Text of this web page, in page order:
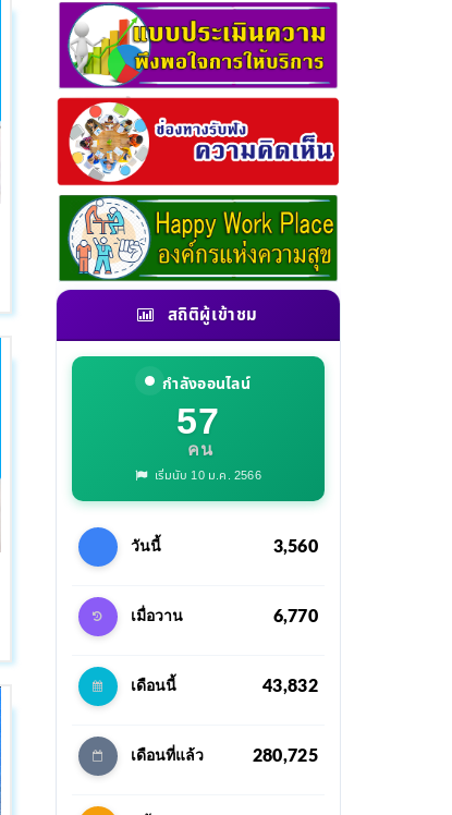
สถิติผู้เข้าชม
กำลังออนไลน์
57
คน
เริ่มนับ 10 ม.ค. 2566
วันนี้ 3,560
เมื่อวาน 6,770
เดือนนี้ 43,832
เดือนที่แล้ว 280,725